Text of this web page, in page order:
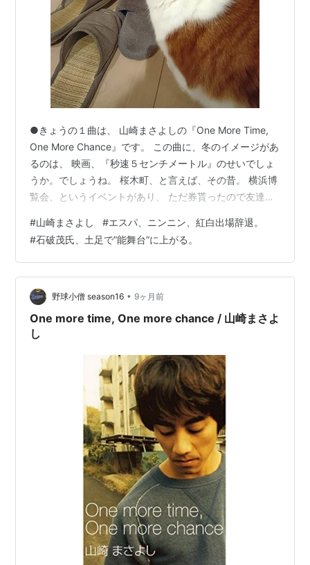
●きょうの１曲は、 山崎まさよしの『One More Time,
One More Chance』です。 この曲に、冬のイメージがあ
るのは、 映画、『秒速５センチメートル』のせいでしょ
うか。でしょうね。 桜木町、と言えば、その昔。 横浜博
覧会、というイベントがあり、 ただ券貰ったので友達と
出します。 おにーさんたち、２人なの？ えー！じゃあい
っしょに回ろうよ！ だって。 バブル期の女子は、 積極
的な人が多かったのかもしれません。 しかし、あまりに
もついていけないテンションだったので、 観覧車だけ一
緒に乗って、オサラバしました。 積極的な女子は…
#山崎まさよし #エスパ、ニンニン、紅白出場辞退。
#石破茂氏、土足で”能舞台”に上がる。
野球小僧 season16 • 9ヶ月前
One more time, One more chance / 山崎まさよ
し